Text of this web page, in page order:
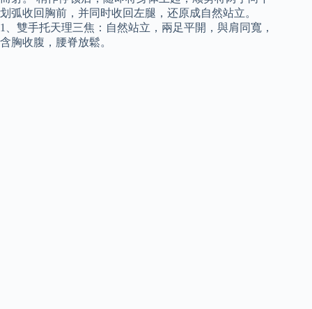
划弧收回胸前，并同时收回左腿，还原成自然站立。
1、雙手托天理三焦：自然站立，兩足平開，與肩同寬，
含胸收腹，腰脊放鬆。